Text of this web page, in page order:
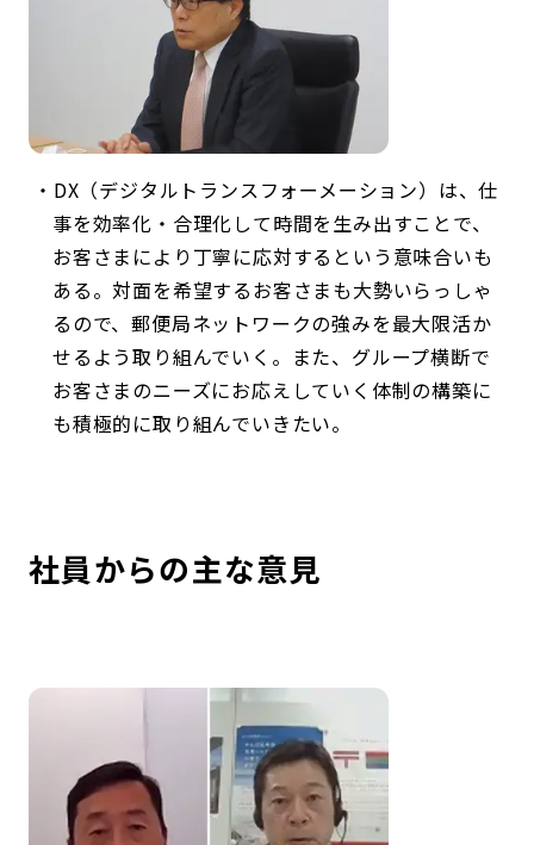
DX（デジタルトランスフォーメーション）は、仕
事を効率化・合理化して時間を生み出すことで、
お客さまにより丁寧に応対するという意味合いも
ある。対面を希望するお客さまも大勢いらっしゃ
るので、郵便局ネットワークの強みを最大限活か
せるよう取り組んでいく。また、グループ横断で
お客さまのニーズにお応えしていく体制の構築に
も積極的に取り組んでいきたい。
社員からの主な意見